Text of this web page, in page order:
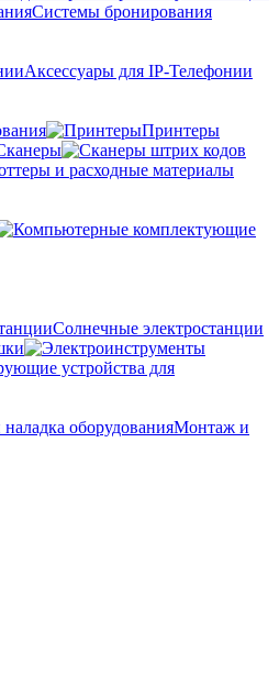
Системы бронирования
Аксессуары для IP-Телефонии
Принтеры
Солнечные электростанции
устройства для
Монтаж и